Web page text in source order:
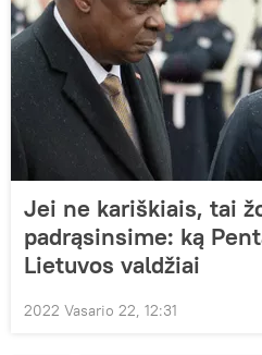
Jei ne kariškiais, tai
padrąsinsime: ką
Lietuvos valdžiai
2022 Vasario 22, 12:31